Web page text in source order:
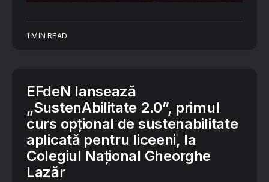
1 MIN READ
EFdeN lansează
„SustenAbilitate 2.0”, primul
curs opțional de sustenabilitate
aplicată pentru liceeni, la
Colegiul Național Gheorghe
Lazăr